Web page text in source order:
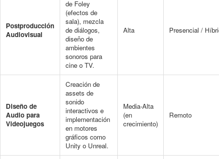
Postproducción
Audiovisual
de Foley
(efectos de
sala), mezcla
de diálogos,
diseño de
ambientes
sonoros para
cine o TV.
Alta Presencial /
Diseño de
Audio para
Videojuegos
Creación de
assets de
sonido
interactivos e
implementación
en motores
gráficos como
Unity o Unreal.
Media-Alta
(en
crecimiento)
Remoto